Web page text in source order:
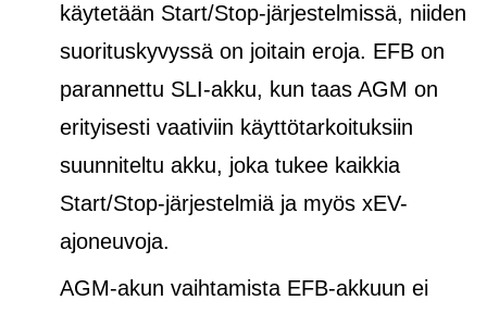
käytetään Start/Stop-järjestelmissä, niiden
suorituskyvyssä on joitain eroja. EFB on
parannettu SLI-akku, kun taas AGM on
erityisesti vaativiin käyttötarkoituksiin
suunniteltu akku, joka tukee kaikkia
Start/Stop-järjestelmiä ja myös xEV-
ajoneuvoja.
AGM-akun vaihtamista EFB-akkuun ei